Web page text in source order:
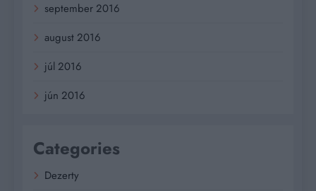
september 2016
august 2016
júl 2016
jún 2016
Categories
Dezerty